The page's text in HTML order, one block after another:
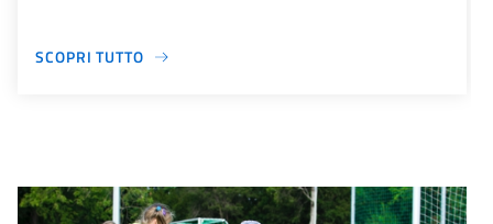
SCOPRI TUTTO